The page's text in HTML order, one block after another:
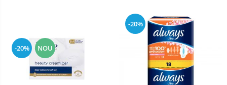
-20% NOU
-20%